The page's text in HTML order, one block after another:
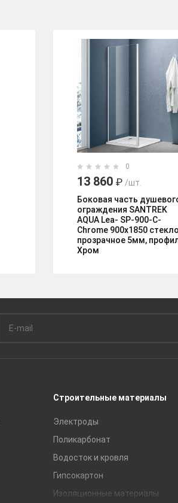
0
13 860 ₽ /шт.
Боковая часть
ограждения SANTREK
AQUA Lea- SP-900-C-
Chrome 900х1850 стекло
прозрачное 5мм,
Хром
Строительные материалы
Электроды
Поликарбонат
Водосток и кровля
Гипсокартон
Изоляционные материалы